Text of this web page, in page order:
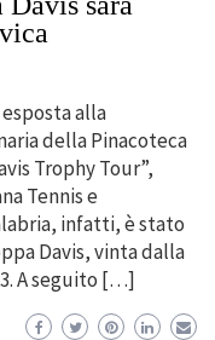
esposta alla
della Pinacoteca
Trophy Tour”,
Tennis e
infatti, è stato
Davis, vinta dalla
A seguito […]